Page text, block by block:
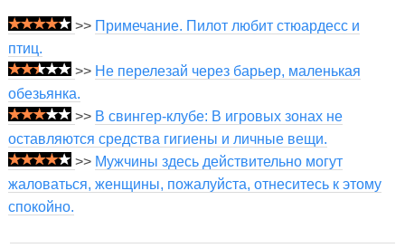
>> Примечание. Пилот любит стюардесс и
птиц.
>> Не перелезай через барьер, маленькая
обезьянка.
>> В свингер-клубе: В игровых зонах не
оставляются средства гигиены и личные вещи.
>> Мужчины здесь действительно могут
жаловаться, женщины, пожалуйста, отнеситесь к этому
спокойно.